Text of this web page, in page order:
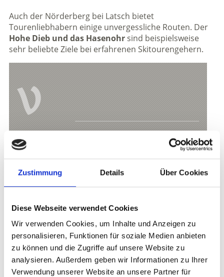
Zustimmung Details Über Cookies
Diese Webseite verwendet Cookies
Wir verwenden Cookies, um Inhalte und Anzeigen zu
personalisieren, Funktionen für soziale Medien anbieten
zu können und die Zugriffe auf unsere Website zu
analysieren. Außerdem geben wir Informationen zu Ihrer
Verwendung unserer Website an unsere Partner für
Auch der Nörderberg bei Latsch bietet
Tourenliebhabern einige unvergessliche Routen. Der
Hohe Dieb und das Hasenohrsind beispielsweise
sehr beliebte Ziele bei erfahrenen Skitourengehern.
V
Bergführer
Maschler Georg
Vinschgauerstraße 93
0039 380 420 6729
Unser Tipp